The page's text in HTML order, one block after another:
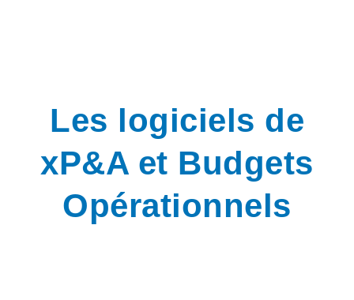
Les logiciels de
xP&A et Budgets
Opérationnels